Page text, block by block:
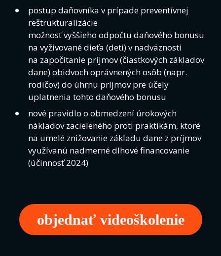
postup daňovníka v prípade preventívnej
reštrukturalizácie
možnosť vyššieho odpočtu daňového bonusu
na vyživované dieťa (deti) v nadväznosti
na započítanie príjmov (čiastkových základov
dane) obidvoch oprávnených osôb (napr.
rodičov) do úhrnu príjmov pre účely
uplatnenia tohto daňového bonusu
nové pravidlo o obmedzení úrokových
nákladov zacieleného proti praktikám, ktoré
na umelé znižovanie základu dane z príjmov
využívanú nadmerné dlhové financovanie
(účinnosť 2024)
objednať videoškolenie